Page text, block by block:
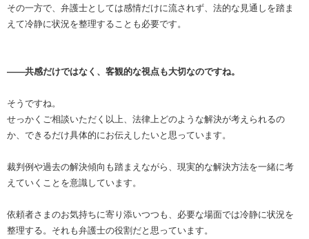
その一方で、弁護士としては感情だけに流されず、法的な見通しを踏ま
えて冷静に状況を整理することも必要です。
――共感だけではなく、客観的な視点も大切なのですね。
そうですね。
せっかくご相談いただく以上、法律上どのような解決が考えられるの
か、できるだけ具体的にお伝えしたいと思っています。
裁判例や過去の解決傾向も踏まえながら、現実的な解決方法を一緒に考
えていくことを意識しています。
依頼者さまのお気持ちに寄り添いつつも、必要な場面では冷静に状況を
整理する。それも弁護士の役割だと思っています。